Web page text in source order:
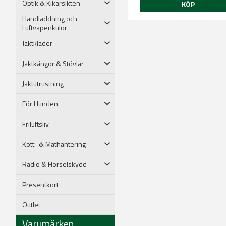
Optik & Kikarsikten
Handladdning och
Luftvapenkulor
Jaktkläder
Jaktkängor & Stövlar
Jaktutrustning
För Hunden
Friluftsliv
Kött- & Mathantering
Radio & Hörselskydd
Presentkort
Outlet
KÖP